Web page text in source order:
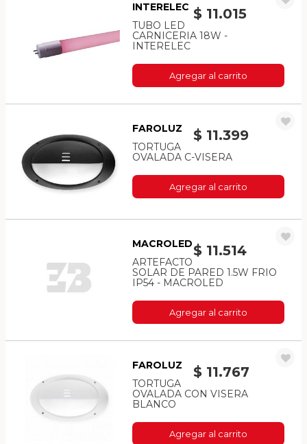
$ 11.015
INTERELEC
TUBO LED
CARNICERIA 18W -
INTERELEC
Agregar al carrito
$ 11.399
FAROLUZ
TORTUGA
OVALADA C-VISERA
Agregar al carrito
$ 11.514
MACROLED
ARTEFACTO
SOLAR DE PARED 1.5W FRIO
IP54 - MACROLED
Agregar al carrito
$ 11.767
FAROLUZ
TORTUGA
OVALADA CON VISERA
BLANCO
Agregar al carrito